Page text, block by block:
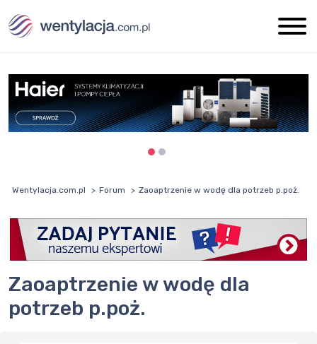
Wentylacja.com.pl Forum Zaoaptrzenie w wodę dla potrzeb p.poż.
Zaoaptrzenie w wodę dla
potrzeb p.poż.